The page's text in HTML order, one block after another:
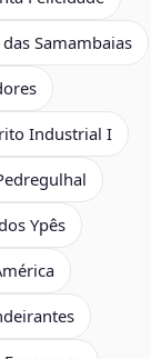
Samambaias
Industrial I
Ypês